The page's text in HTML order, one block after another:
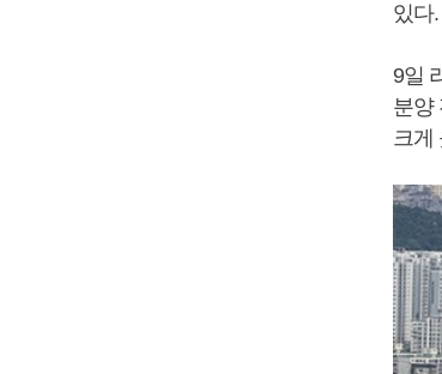
있다.
9일
분양
크게